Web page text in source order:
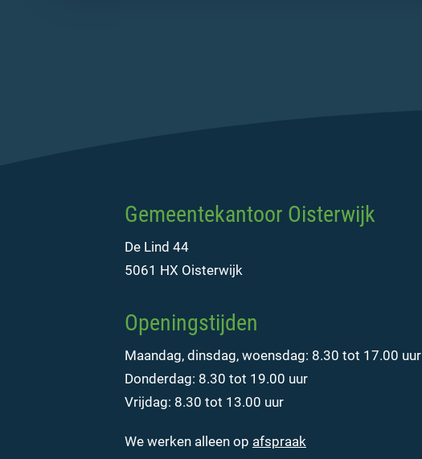
Gemeentekantoor Oisterwijk
De Lind 44
5061 HX Oisterwijk
Openingstijden
Maandag, dinsdag, woensdag: 8.30 tot 17.00 uur
Donderdag: 8.30 tot 19.00 uur
Vrijdag: 8.30 tot 13.00 uur
We werken alleen op afspraak